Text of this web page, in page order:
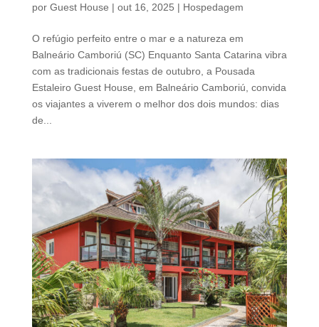
por Guest House | out 16, 2025 | Hospedagem
O refúgio perfeito entre o mar e a natureza em
Balneário Camboriú (SC) Enquanto Santa Catarina vibra
com as tradicionais festas de outubro, a Pousada
Estaleiro Guest House, em Balneário Camboriú, convida
os viajantes a viverem o melhor dos dois mundos: dias
de...